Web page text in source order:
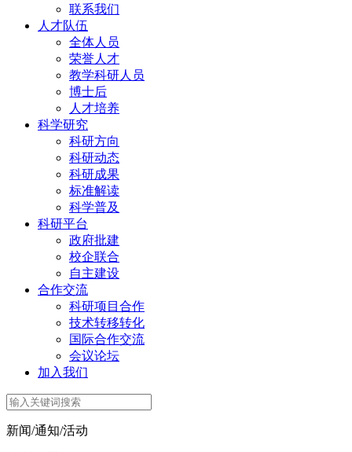
联系我们
人才队伍
全体人员
荣誉人才
教学科研人员
博士后
人才培养
科学研究
科研方向
科研动态
科研成果
标准解读
科学普及
科研平台
政府批建
校企联合
自主建设
合作交流
科研项目合作
技术转移转化
国际合作交流
会议论坛
加入我们
新闻/通知/活动